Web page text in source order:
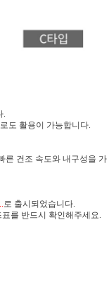
도 활용이 가능합니다.
른 건조 속도와 내구성을 가
로 출시되었습니다.
를 반드시 확인해주세요.